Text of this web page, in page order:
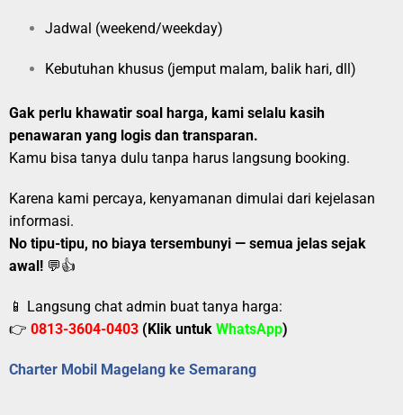
Jadwal (weekend/weekday)
Kebutuhan khusus (jemput malam, balik hari, dll)
Gak perlu khawatir soal harga, kami selalu kasih
penawaran yang logis dan transparan.
Kamu bisa tanya dulu tanpa harus langsung booking.
Karena kami percaya, kenyamanan dimulai dari kejelasan
informasi.
No tipu-tipu, no biaya tersembunyi — semua jelas sejak
awal! 💬👍
📱 Langsung chat admin buat tanya harga:
👉 0813-3604-0403 (Klik untuk WhatsApp)
Charter Mobil Magelang ke Semarang